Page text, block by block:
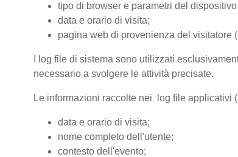
tipo di browser e parametri del
data e orario di visita;
pagina web di provenienza del visitatore
I log file di sistema sono utilizzati
necessario a svolgere le attività precisate.
Le informazioni raccolte nei log file applicativi
data e orario di visita;
nome completo dell'utente;
contesto dell'evento;